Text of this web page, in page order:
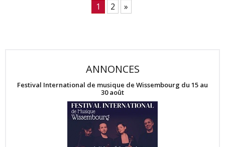
1
2 »
ANNONCES
Festival International de musique de Wissembourg du 15 au
30 août